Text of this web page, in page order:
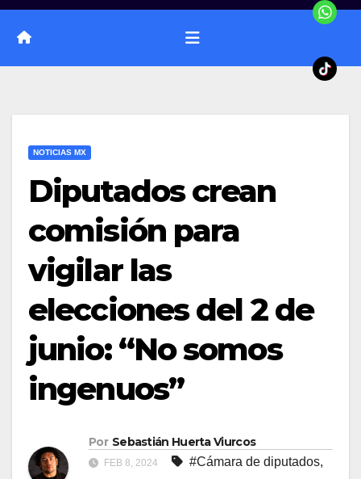
NOTICIAS MX
Diputados crean
comisión para
vigilar las
elecciones del 2 de
junio: “No somos
ingenuos”
Por Sebastián Huerta Viurcos
FEB 8, 2024 #Cámara de diputados,